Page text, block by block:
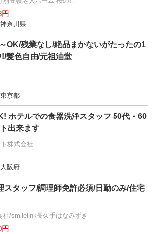
円
奈川県
OK/残業なし/絶品まかないがたったの1
髪色自由/元祖油堂
京都
ホテルでの食器洗浄スタッフ 50代・60
出来ます
株式会社
阪府
スタッフ/調理師免許必須/日勤のみ/住宅
社/smilelink長久手はなみずき
円